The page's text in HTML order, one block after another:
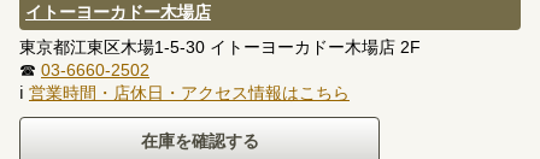
イトーヨーカドー木場店
東京都江東区木場1-5-30 イトーヨーカドー木場店 2F
☎ 03-6660-2502
ℹ 営業時間・店休日・アクセス情報はこちら